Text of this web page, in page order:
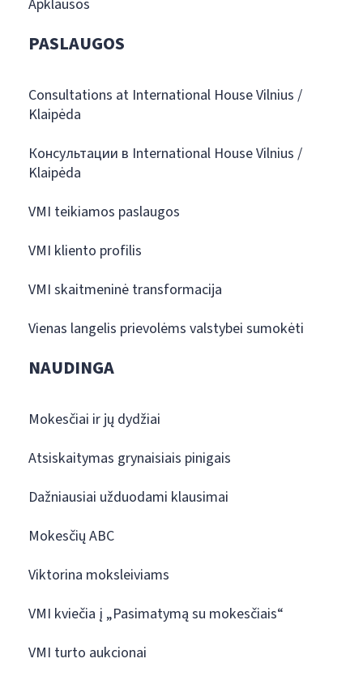
Apklausos
PASLAUGOS
Consultations at International House Vilnius /
Klaipėda
Консультации в International House Vilnius /
Klaipėda
VMI teikiamos paslaugos
VMI kliento profilis
VMI skaitmeninė transformacija
Vienas langelis prievolėms valstybei sumokėti
NAUDINGA
Mokesčiai ir jų dydžiai
Atsiskaitymas grynaisiais pinigais
Dažniausiai užduodami klausimai
Mokesčių ABC
Viktorina moksleiviams
VMI kviečia į „Pasimatymą su mokesčiais“
VMI turto aukcionai